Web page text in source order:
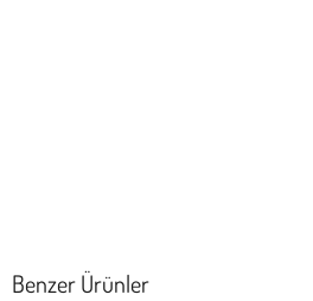
Benzer Ürünler